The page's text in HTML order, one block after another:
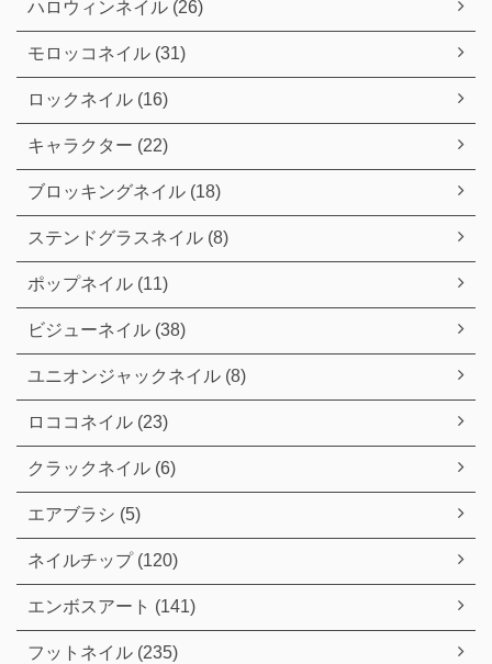
ハロウィンネイル (26)
モロッコネイル (31)
ロックネイル (16)
キャラクター (22)
ブロッキングネイル (18)
ステンドグラスネイル (8)
ポップネイル (11)
ビジューネイル (38)
ユニオンジャックネイル (8)
ロココネイル (23)
クラックネイル (6)
エアブラシ (5)
ネイルチップ (120)
エンボスアート (141)
フットネイル (235)